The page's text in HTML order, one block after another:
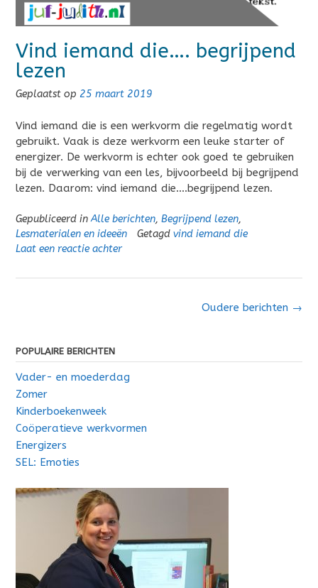
Vind iemand die…. begrijpend
lezen
Geplaatst op 25 maart 2019
Vind iemand die is een werkvorm die regelmatig wordt
gebruikt. Vaak is deze werkvorm een leuke starter of
energizer. De werkvorm is echter ook goed te gebruiken
bij de verwerking van een les, bijvoorbeeld bij begrijpend
lezen. Daarom: vind iemand die….begrijpend lezen.
Gepubliceerd inAlle berichten, Begrijpend lezen,
Lesmaterialen en ideeën
Getagd vind iemand die
Laat een reactie achter
Oudere berichten →
POPULAIRE BERICHTEN
Vader- en moederdag
Zomer
Kinderboekenweek
Coöperatieve werkvormen
Energizers
SEL: Emoties